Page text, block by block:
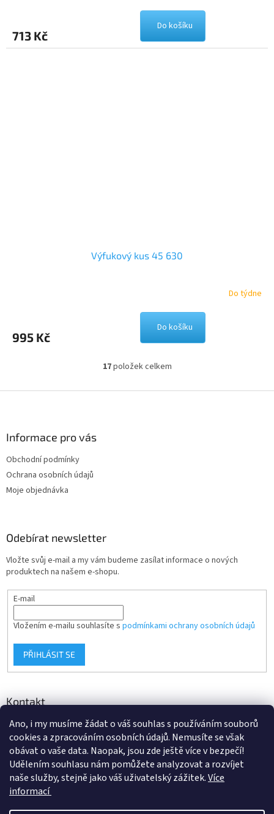
Ano, i my musíme žádat o váš souhlas s používáním souborů
cookies a zpracováním osobních údajů. Nemusíte se však
obávat o vaše data. Naopak, jsou zde ještě více v bezpečí!
Udělením souhlasu nám pomůžete analyzovat a rozvíjet
naše služby, stejně jako váš uživatelský zážitek.Více
informací
713 Kč
Do košíku
Výfukový kus 45 630
Do týdne
995 Kč
Do košíku
O
l
i
17položek celkem
Informace pro vás
Obchodní podmínky
Ochrana osobních údajů
Moje objednávka
Odebírat newsletter
Vložte svůj e-mail a my vám budeme zasílat informace o nových
produktech na našem e-shopu.
E-mail
Vložením e-mailu souhlasíte s podmínkami ochrany osobních údajů
PŘIHLÁSIT SE
Kontakt
info@d-klima.cz
+420 517 357 288